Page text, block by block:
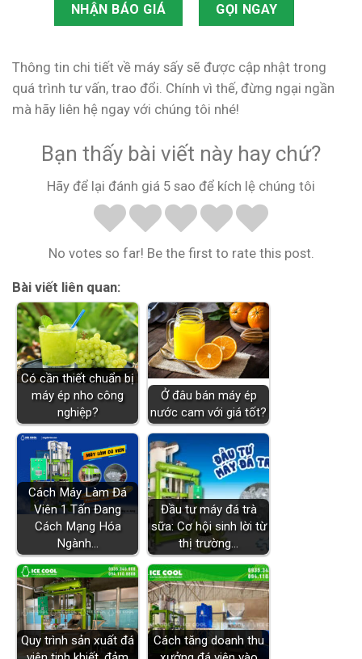
NHẬN BÁO GIÁ GỌI NGAY
Thông tin chi tiết về máy sấy sẽ được cập nhật trong
quá trình tư vấn, trao đổi. Chính vì thế, đừng ngại ngần
mà hãy liên hệ ngay với chúng tôi nhé!
Bạn thấy bài viết này hay chứ?
Hãy để lại đánh giá 5 sao để kích lệ chúng tôi
No votes so far! Be the first to rate this post.
Bài viết liên quan:
Có cần thiết chuẩn bị
máy ép nho công
nghiệp?
Ở đâu bán máy ép
nước cam với giá tốt?
Cách Máy Làm Đá
Viên 1 Tấn Đang
Cách Mạng Hóa
Ngành…
Đầu tư máy đá trà
sữa: Cơ hội sinh lời từ
thị trường…
Quy trình sản xuất đá
Cách tăng doanh thu